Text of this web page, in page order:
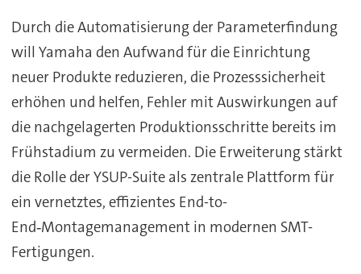
Durch die Automatisierung der Parameterfindung
will Yamaha den Aufwand für die Einrichtung
neuer Produkte reduzieren, die Prozesssicherheit
erhöhen und helfen, Fehler mit Auswirkungen auf
die nachgelagerten Produktionsschritte bereits im
Frühstadium zu vermeiden. Die Erweiterung stärkt
die Rolle der YSUP-Suite als zentrale Plattform für
ein vernetztes, effizientes End-to-
End‑Montagemanagement in modernen SMT-
Fertigungen.